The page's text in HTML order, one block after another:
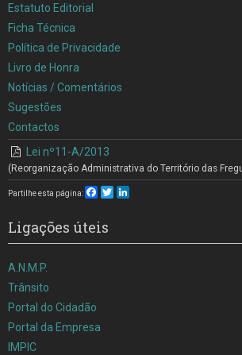
Estatuto Editorial
Ficha Técnica
Política de Privacidade
Livro de Honra
Notícias / Comentários
Sugestões
Contactos
Lei nº11-A/2013
(Reorganização Administrativa do Território das
Partilhe esta página: Facebook
Twitter
Ligações úteis
A.N.M.P.
Trânsito
Portal do Cidadão
Portal da Empresa
IMPIC